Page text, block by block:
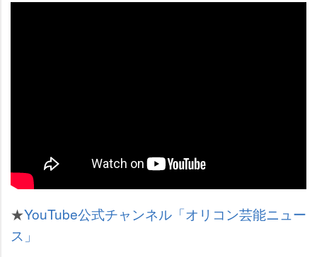
★YouTube公式チャンネル「オリコン芸能ニュー
ス」